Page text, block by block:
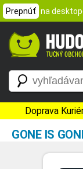
Prepnúť na
Doprava
GONE IS